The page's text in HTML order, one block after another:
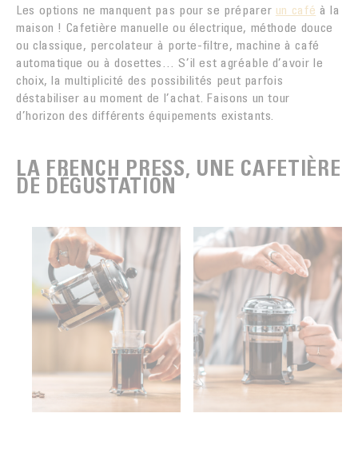
Les options ne manquent pas pour se préparer un café à la
maison ! Cafetière manuelle ou électrique, méthode douce
ou classique, percolateur à porte-filtre, machine à café
automatique ou à dosettes… S’il est agréable d’avoir le
choix, la multiplicité des possibilités peut parfois
déstabiliser au moment de l’achat. Faisons un tour
d’horizon des différents équipements existants.
LA FRENCH PRESS, UNE CAFETIÈRE
DE DÉGUSTATION